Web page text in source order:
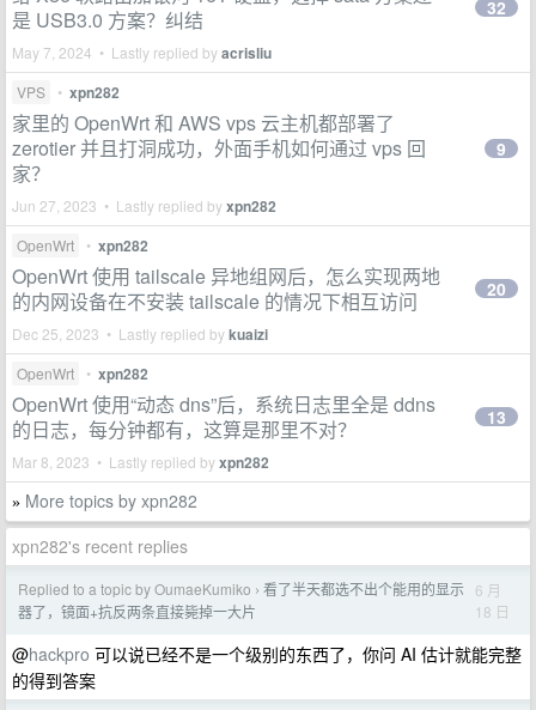
是 USB3.0 方案？纠结
May 7, 2024 • Lastly replied byacrisliu
32
VPS • xpn282
家里的 OpenWrt 和 AWS vps 云主机都部署了
zerotier 并且打洞成功，外面手机如何通过 vps 回
家？
Jun 27, 2023 • Lastly replied byxpn282
9
OpenWrt • xpn282
OpenWrt 使用 tailscale 异地组网后，怎么实现两地
的内网设备在不安装 tailscale 的情况下相互访问
Dec 25, 2023 • Lastly replied bykuaizi
20
OpenWrt • xpn282
OpenWrt 使用“动态 dns”后，系统日志里全是 ddns
的日志，每分钟都有，这算是那里不对？
Mar 8, 2023 • Lastly replied byxpn282
13
» More topics by xpn282
xpn282's recent replies
Replied to a topic by OumaeKumiko › 看了半天都选不出个能用的显示
器了，镜面+抗反两条直接毙掉一大片
6 月
18 日
@hackpro 可以说已经不是一个级别的东西了，你问 AI 估计就能完整
的得到答案